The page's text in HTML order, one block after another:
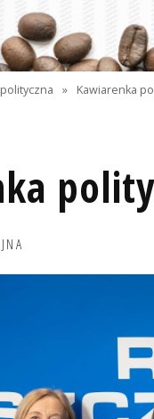
» Kawiarenka